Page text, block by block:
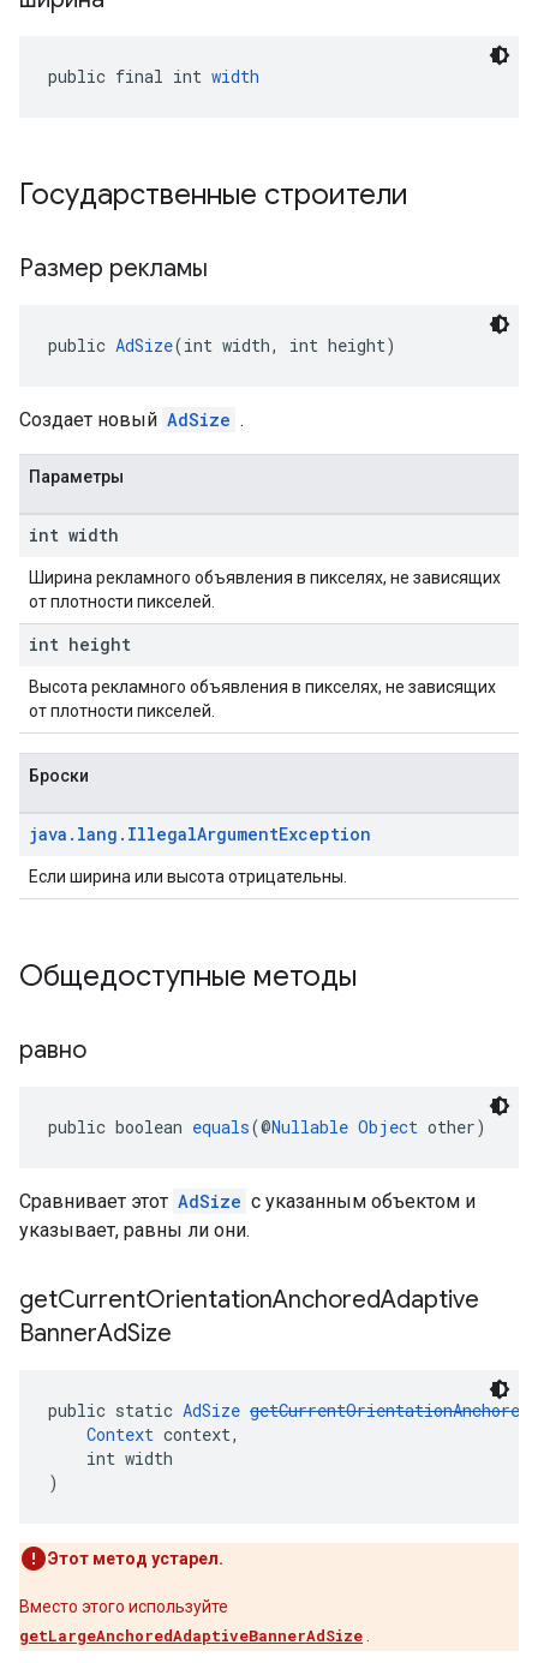
public final int width
Государственные строители
Размер рекламы
public AdSize(int width, int height)
Создает новый AdSize .
Параметры
int width
Ширина рекламного объявления в пикселях, не зависящих
от плотности пикселей.
int height
Высота рекламного объявления в пикселях, не зависящих
от плотности пикселей.
Броски
java . lang . IllegalArgumentException
Если ширина или высота отрицательны.
Общедоступные методы
равно
public boolean equals(@Nullable Object other)
Сравнивает этот AdSize с указанным объектом и
указывает, равны ли они.
getCurrentOrientationAnchoredAdaptive
BannerAdSize
public static AdSize
Context context,
int width
)
Этот метод устарел.
Вместо этого используйте
getLargeAnchoredAdaptiveBannerAdSize